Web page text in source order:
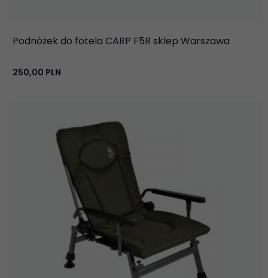
Podnóżek do fotela CARP F5R sklep Warszawa
250,00 PLN